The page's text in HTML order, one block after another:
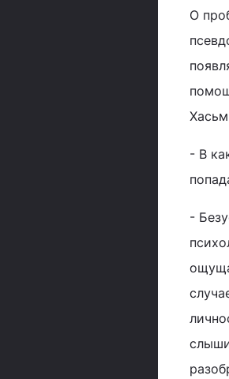
О
- В
-